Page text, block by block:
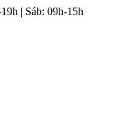
| Sáb: 09h-15h